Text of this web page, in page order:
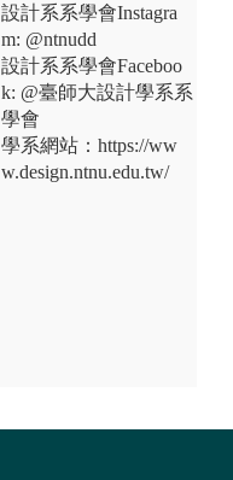
設計系系學會Instagra
m: @ntnudd
設計系系學會Faceboo
k: @臺師大設計學系系
學會
學系網站：https://ww
w.design.ntnu.edu.tw/